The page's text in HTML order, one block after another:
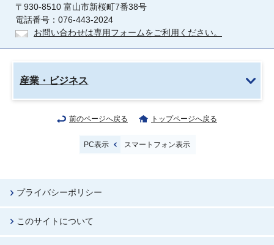
〒930-8510 富山市新桜町7番38号
電話番号：076-443-2024
お問い合わせは専用フォームをご利用ください。
産業・ビジネス
前のページへ戻る トップページへ戻る
PC表示 スマートフォン表示
プライバシーポリシー
このサイトについて